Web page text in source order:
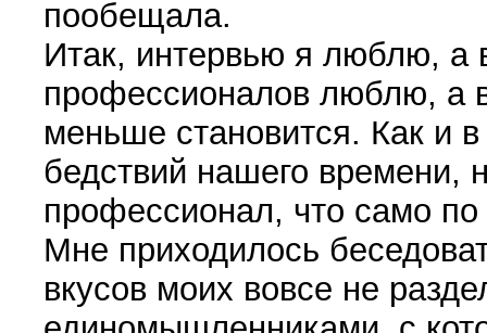
пообещала.
Итак, интервью я люблю, а
профессионалов люблю, а
меньше становится. Как и
бедствий нашего
профессионал, что само
Мне приходилось
вкусов моих вовсе не